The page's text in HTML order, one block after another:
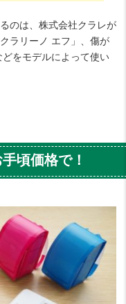
のは、株式会社クラレが
ラリーノ エフ」、傷が
をモデルによって使い
頃価格で！